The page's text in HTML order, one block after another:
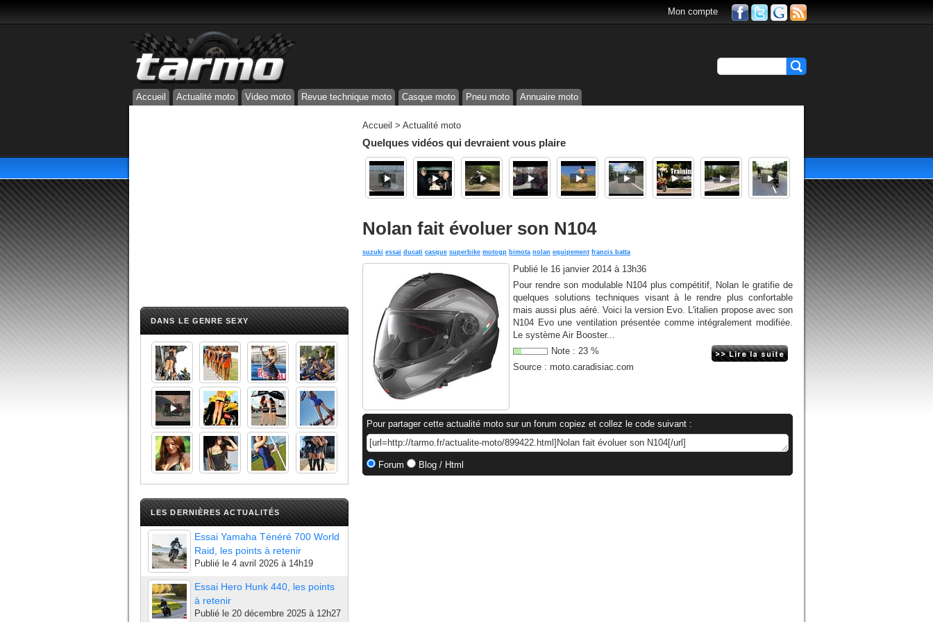
Mon compte
Accueil Actualité moto Video moto Revue technique moto Casque moto Pneu moto Annuaire moto
DANS LE GENRE SEXY
LES DERNIÈRES ACTUALITÉS
Essai Yamaha Ténéré 700 World
Raid, les points à retenir
Publié le 4 avril 2026 à 14h19
Essai Hero Hunk 440, les points
à retenir
Publié le 20 décembre 2025 à 12h27
Accueil > Actualité moto
Quelques vidéos qui devraient vous plaire
Nolan fait évoluer son N104
suzuki essai ducati casque superbike motogp bimota nolan equipement francis batta
Publié le 16 janvier 2014 à 13h36
Pour rendre son modulable N104 plus compétitif, Nolan le gratifie de
quelques solutions techniques visant à le rendre plus confortable
mais aussi plus aéré. Voici la version Evo. L'italien propose avec son
N104 Evo une ventilation présentée comme intégralement modifiée.
Le système Air Booster...
Note : 23 %
Source : moto.caradisiac.com
Pour partager cette actualité moto sur un forum copiez et collez le code suivant :
Forum Blog / Html